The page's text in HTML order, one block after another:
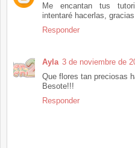
Me encantan tus
intentaré hacerlas, gracias
Responder
Ayla 3 de noviembre de
Que flores tan preciosas
Besote!!!
Responder